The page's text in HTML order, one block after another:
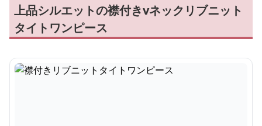
上品シルエットの襟付きvネックリブニット
タイトワンピース